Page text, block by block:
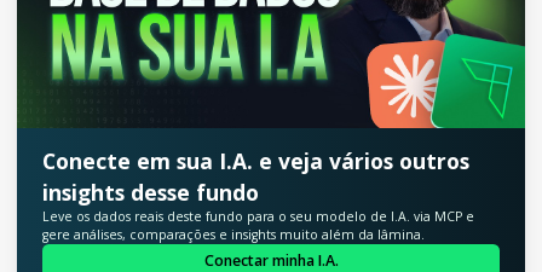
Conecte em sua I.A. e veja vários outros
insights desse fundo
Leve os dados reais deste fundo para o seu modelo de I.A. via MCP e
gere análises, comparações e insights muito além da lâmina.
Conectar minha I.A.